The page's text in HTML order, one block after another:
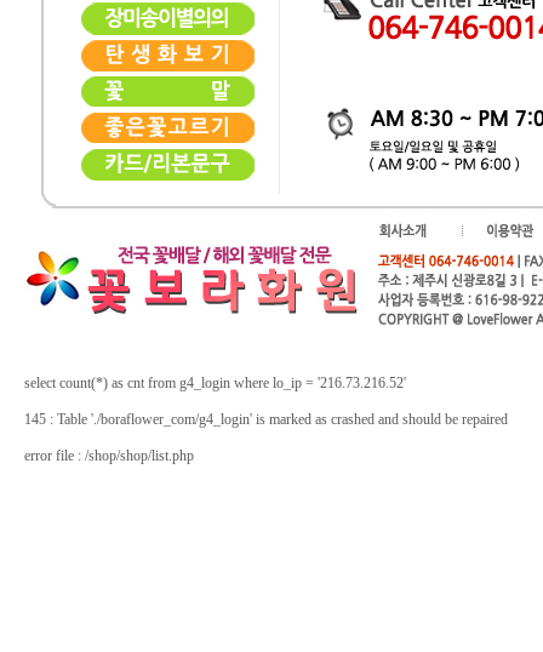
select count(*) as cnt from g4_login where lo_ip = '216.73.216.52'
145 : Table './boraflower_com/g4_login' is marked as crashed and should be repaired
error file : /shop/shop/list.php